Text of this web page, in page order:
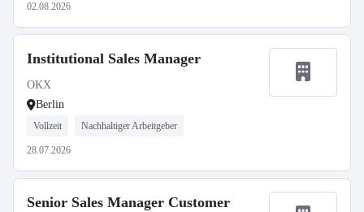
02.08.2026
Institutional Sales Manager
OKX
Berlin
Vollzeit Nachhaltiger Arbeitgeber
28.07.2026
Senior Sales Manager Customer